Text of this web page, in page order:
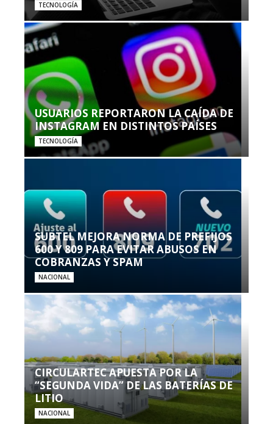
TECNOLOGÍA
USUARIOS REPORTARON LA CAÍDA DE
INSTAGRAM EN DISTINTOS PAÍSES
TECNOLOGÍA
SUBTEL MEJORA NORMA DE PREFIJOS
600 Y 809 PARA EVITAR ABUSOS EN
COBRANZAS Y SPAM
NACIONAL
CIRCULARTEC APUESTA POR LA
“SEGUNDA VIDA” DE LAS BATERÍAS DE
LITIO
NACIONAL